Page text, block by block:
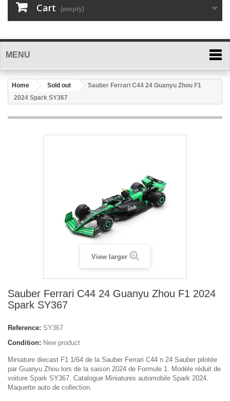
Cart (empty)
MENU
Home Sold out
Sauber Ferrari C44 24 Guanyu Zhou F1
2024 Spark SY367
View larger
Sauber Ferrari C44 24 Guanyu Zhou F1 2024
Spark SY367
Reference: SY367
Condition: New product
Miniature diecast F1 1/64 de la Sauber Ferrari C44 n 24 Sauber pilotée
par Guanyu Zhou lors de la saison 2024 de Formule 1. Modèle réduit de
voiture Spark SY367. Catalogue Miniatures automobile Spark 2024.
Maquette auto de collection.